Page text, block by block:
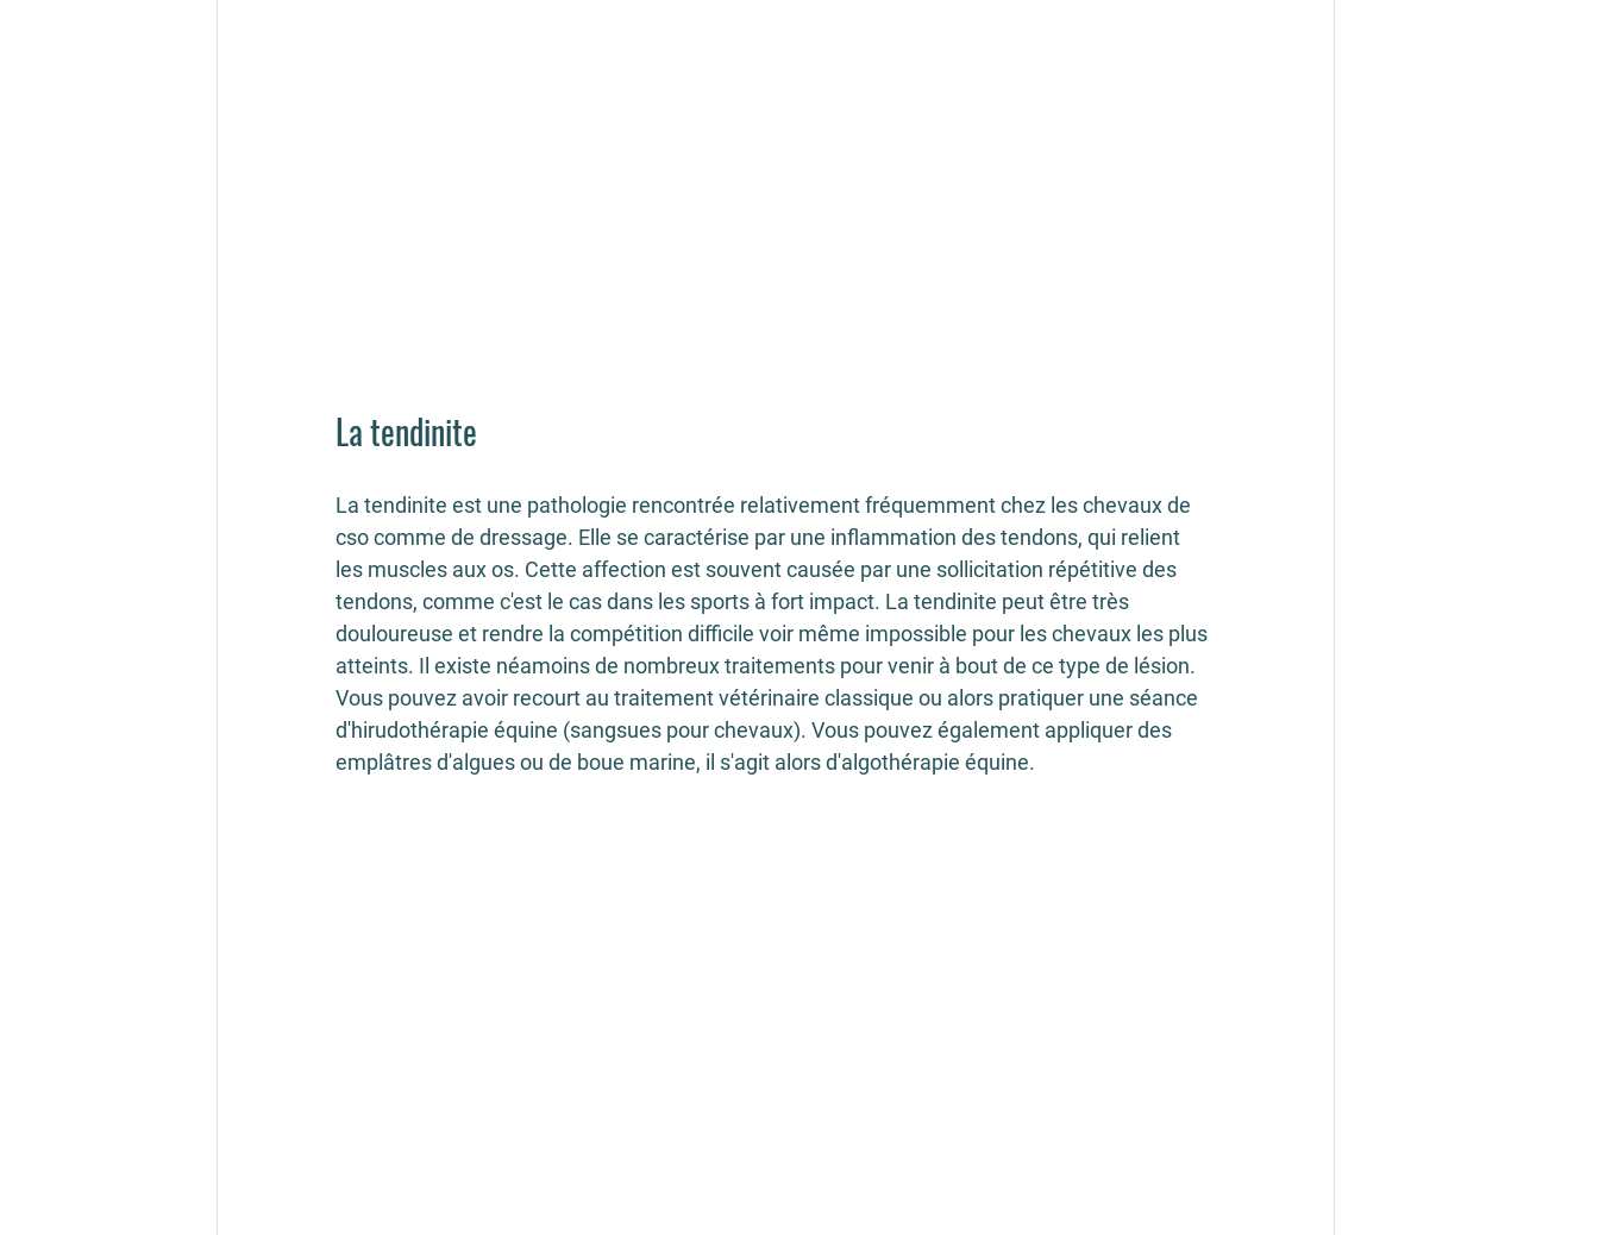
La tendinite
La tendinite est une pathologie rencontrée relativement fréquemment chez les chevaux de
cso comme de dressage. Elle se caractérise par une inflammation des tendons, qui relient
les muscles aux os. Cette affection est souvent causée par une sollicitation répétitive des
tendons, comme c'est le cas dans les sports à fort impact. La tendinite peut être très
douloureuse et rendre la compétition difficile voir même impossible pour les chevaux les plus
atteints. Il existe néamoins de nombreux traitements pour venir à bout de ce type de lésion.
Vous pouvez avoir recourt au traitement vétérinaire classique ou alors pratiquer une séance
d'hirudothérapie équine (sangsues pour chevaux). Vous pouvez également appliquer des
emplâtres d'algues ou de boue marine, il s'agit alors d'algothérapie équine.